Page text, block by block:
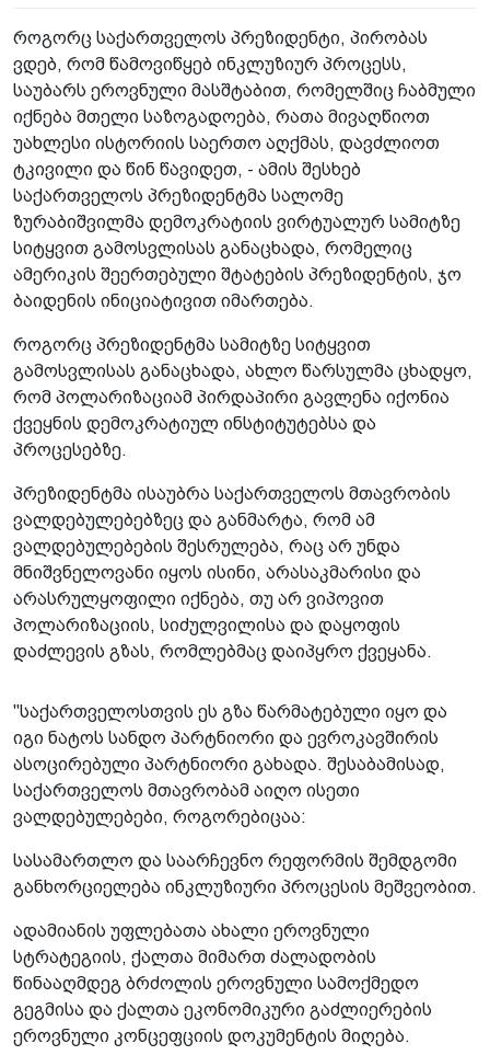
როგორც საქართველოს პრეზიდენტი, პირობას
ვდებ, რომ წამოვიწყებ ინკლუზიურ პროცესს,
საუბარს ეროვნული მასშტაბით, რომელშიც ჩაბმული
იქნება მთელი საზოგადოება, რათა მივაღწიოთ
უახლესი ისტორიის საერთო აღქმას, დავძლიოთ
ტკივილი და წინ წავიდეთ, - ამის შესხებ
საქართველოს პრეზიდენტმა სალომე
ზურაბიშვილმა დემოკრატიის ვირტუალურ სამიტზე
სიტყვით გამოსვლისას განაცხადა, რომელიც
ამერიკის შეერთებული შტატების პრეზიდენტის, ჯო
ბაიდენის ინიციატივით იმართება.
როგორც პრეზიდენტმა სამიტზე სიტყვით
გამოსვლისას განაცხადა, ახლო წარსულმა ცხადყო,
რომ პოლარიზაციამ პირდაპირი გავლენა იქონია
ქვეყნის დემოკრატიულ ინსტიტუტებსა და
პროცესებზე.
პრეზიდენტმა ისაუბრა საქართველოს მთავრობის
ვალდებულებებზეც და განმარტა, რომ ამ
ვალდებულებების შესრულება, რაც არ უნდა
მნიშვნელოვანი იყოს ისინი, არასაკმარისი და
არასრულყოფილი იქნება, თუ არ ვიპოვით
პოლარიზაციის, სიძულვილისა და დაყოფის
დაძლევის გზას, რომლებმაც დაიპყრო ქვეყანა.
"საქართველოსთვის ეს გზა წარმატებული იყო და
იგი ნატოს სანდო პარტნიორი და ევროკავშირის
ასოცირებული პარტნიორი გახადა. შესაბამისად,
საქართველოს მთავრობამ აიღო ისეთი
ვალდებულებები, როგორებიცაა:
სასამართლო და საარჩევნო რეფორმის შემდგომი
განხორციელება ინკლუზიური პროცესის მეშვეობით.
ადამიანის უფლებათა ახალი ეროვნული
სტრატეგიის, ქალთა მიმართ ძალადობის
წინააღმდეგ ბრძოლის ეროვნული სამოქმედო
გეგმისა და ქალთა ეკონომიკური გაძლიერების
ეროვნული კონცეფციის დოკუმენტის მიღება.